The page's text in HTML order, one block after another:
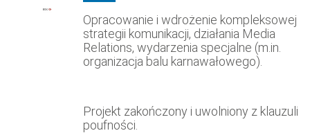
Opracowanie i wdrożenie kompleksowej
strategii komunikacji, działania Media
Relations, wydarzenia specjalne (m.in.
organizacja balu karnawałowego).
Projekt zakończony i uwolniony z klauzuli
poufności.